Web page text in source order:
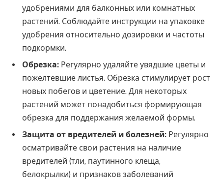
удобрениями для балконных или комнатных
растений. Соблюдайте инструкции на упаковке
удобрения относительно дозировки и частоты
подкормки.
Обрезка: Регулярно удаляйте увядшие цветы и
пожелтевшие листья. Обрезка стимулирует рост
новых побегов и цветение. Для некоторых
растений может понадобиться формирующая
обрезка для поддержания желаемой формы.
Защита от вредителей и болезней: Регулярно
осматривайте свои растения на наличие
вредителей (тли, паутинного клеща,
белокрылки) и признаков заболеваний